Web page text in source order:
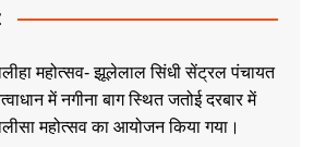
महोत्सव- झूलेलाल सिंधी सेंट्रल पंचायत
में नगीना बाग स्थित जतोई दरबार में
महोत्सव का आयोजन किया गया।